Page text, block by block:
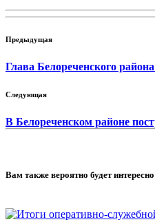
Предыдущая
Глава Белореченского
Следующая
В Белореченском районе
Вам также вероятно будет интересно